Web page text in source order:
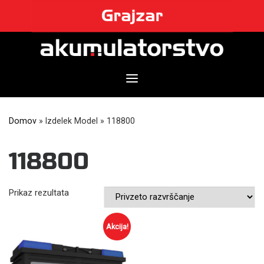
content
Domov » Izdelek Model » 118800
118800
Prikaz rezultata
Akcija!